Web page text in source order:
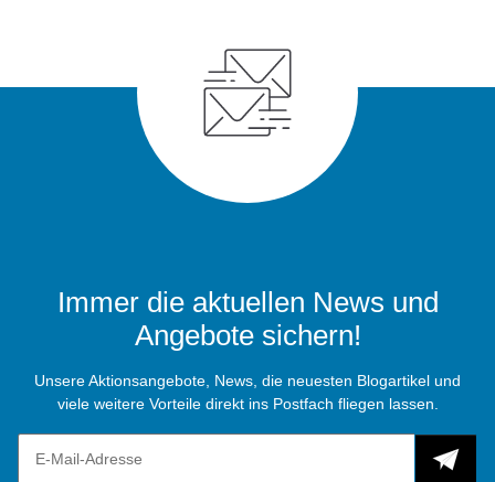
Immer die aktuellen News und
Angebote sichern!
Unsere Aktionsangebote, News, die neuesten Blogartikel und
viele weitere Vorteile direkt ins Postfach fliegen lassen.